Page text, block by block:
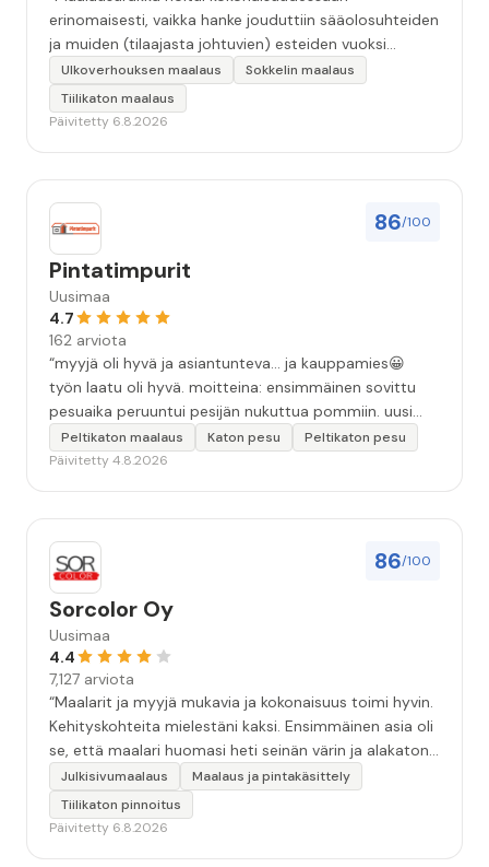
erinomaisesti, vaikka hanke jouduttiin sääolosuhteiden
ja muiden (tilaajasta johtuvien) esteiden vuoksi
keskeyttämään n. 3 viikoksi. Maalaistulos on oikein
hyvä, yhteydenpito erinomaista, jälkityöt tehtiin
huolellisesti. Suosittelen. Erityiskiitos itse maalareille:
Ulkoverhouksen maalaus
Sokkelin maalaus
Tiilikaton maalaus
Päivitetty 6.8.2026
86/100
Pintatimpurit
Uusimaa
4.7
162 arviota
“myyjä oli hyvä ja asiantunteva... ja kauppamies😀
työn laatu oli hyvä. moitteina: ensimmäinen sovittu
pesuaika peruuntui pesijän nukuttua pommiin. uusi
aika piti ja työn jälki oikein hyvää ja osaavaa. toinen
murhe tuli koska olimme matkoilla ja jossain
vuorokautta pihalle...kunnes naapuri uskaltautui
pihallemme ja sulki hanan. Hieman siis tarkkuutta
hommiin ja hyvä tulee. ”
Peltikaton maalaus Katon pesu
Peltikaton pesu
Päivitetty 4.8.2026
86/100
Sorcolor Oy
Uusimaa
4.4
7,127 arviota
“Maalarit ja myyjä mukavia ja kokonaisuus toimi hyvin.
Kehityskohteita mielestäni kaksi. Ensimmäinen asia oli
se, että maalari huomasi heti seinän värin ja alakaton
värin erot mitä en huomannut. Hyvä toki että siinä
kohtaa huomattu mutta toki optimaalisessa
tilanteessa myyjä olisi jo kiinnittänyt tähän huomiota.
Julkisivumaalaus
Maalaus ja pintakäsittely
Tiilikaton pinnoitus
Päivitetty 6.8.2026